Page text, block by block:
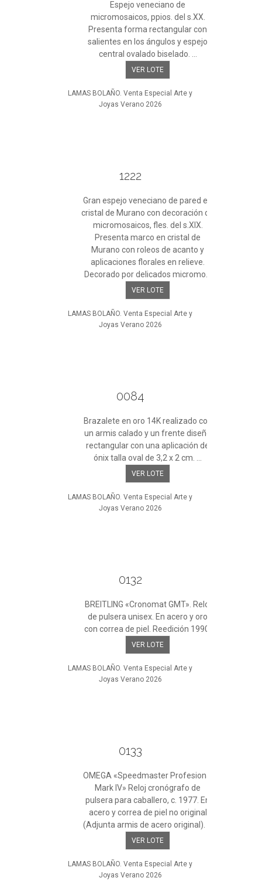
Espejo veneciano de
micromosaicos, ppios. del s.XX.
Presenta forma rectangular con
salientes en los ángulos y espejo
central ovalado biselado. ...
VER LOTE
LAMAS BOLAÑO. Venta Especial Arte y
Joyas Verano 2026
1222
Gran espejo veneciano de pared en
cristal de Murano con decoración de
micromosaicos, fles. del s.XIX.
Presenta marco en cristal de
Murano con roleos de acanto y
aplicaciones florales en relieve.
Decorado por delicados micromo...
VER LOTE
LAMAS BOLAÑO. Venta Especial Arte y
Joyas Verano 2026
0084
Brazalete en oro 14K realizado con
un armis calado y un frente diseño
rectangular con una aplicación de
ónix talla oval de 3,2 x 2 cm. ...
VER LOTE
LAMAS BOLAÑO. Venta Especial Arte y
Joyas Verano 2026
0132
BREITLING «Cronomat GMT». Reloj
de pulsera unisex. En acero y oro
con correa de piel. Reedición 1990.
VER LOTE
LAMAS BOLAÑO. Venta Especial Arte y
Joyas Verano 2026
0133
OMEGA «Speedmaster Profesional
Mark IV» Reloj cronógrafo de
pulsera para caballero, c. 1977. En
acero y correa de piel no original
(Adjunta armis de acero original). ...
VER LOTE
LAMAS BOLAÑO. Venta Especial Arte y
Joyas Verano 2026